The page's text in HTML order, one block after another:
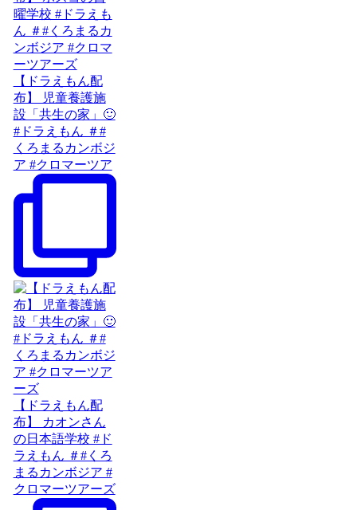
【ドラえもん配
布】 児童養護施
設「共生の家」🙂
#ドラえもん ＃#
くろまるカンボジ
ア #クロマーツア
【ドラえもん配
布】 カオンさん
の日本語学校 #ド
ラえもん ＃#くろ
まるカンボジア #
クロマーツアーズ